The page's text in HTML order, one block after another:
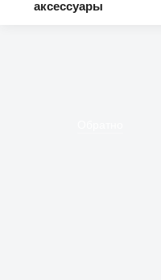
аксессуары